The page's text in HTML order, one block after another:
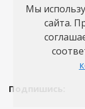
Подпишись:
Мы
сайта.